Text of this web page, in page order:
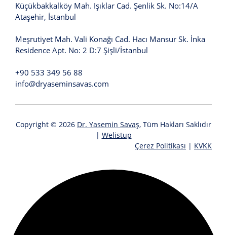
Küçükbakkalköy Mah. Işıklar Cad. Şenlik Sk. No:14/A
Ataşehir, İstanbul
Meşrutiyet Mah. Vali Konağı Cad. Hacı Mansur Sk. İnka
Residence Apt. No: 2 D:7 Şişli/İstanbul
+90 533 349 56 88
info@dryaseminsavas.com
Copyright © 2026 Dr. Yasemin Savaş, Tüm Hakları Saklıdır
| Welistup
Çerez Politikası | KVKK